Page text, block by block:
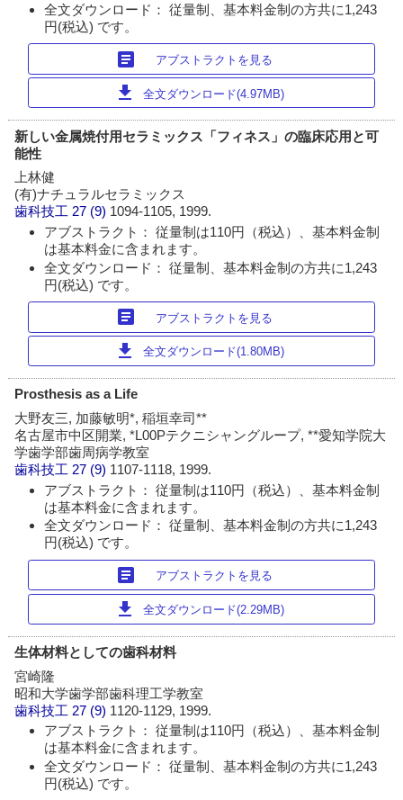
全文ダウンロード： 従量制、基本料金制の方共に1,243
円(税込) です。
article アブストラクトを見る
download 全文ダウンロード(4.97MB)
新しい金属焼付用セラミックス「フィネス」の臨床応用と可
能性
上林健
(有)ナチュラルセラミックス
歯科技工 27 (9) 1094-1105, 1999.
アブストラクト： 従量制は110円（税込）、基本料金制
は基本料金に含まれます。
全文ダウンロード： 従量制、基本料金制の方共に1,243
円(税込) です。
article アブストラクトを見る
download 全文ダウンロード(1.80MB)
Prosthesis as a Life
大野友三, 加藤敏明*, 稲垣幸司**
名古屋市中区開業, *L00Pテクニシャングループ, **愛知学院大
学歯学部歯周病学教室
歯科技工 27 (9) 1107-1118, 1999.
アブストラクト： 従量制は110円（税込）、基本料金制
は基本料金に含まれます。
全文ダウンロード： 従量制、基本料金制の方共に1,243
円(税込) です。
article アブストラクトを見る
download 全文ダウンロード(2.29MB)
生体材料としての歯科材料
宮崎隆
昭和大学歯学部歯科理工学教室
歯科技工 27 (9) 1120-1129, 1999.
アブストラクト： 従量制は110円（税込）、基本料金制
は基本料金に含まれます。
全文ダウンロード： 従量制、基本料金制の方共に1,243
円(税込) です。